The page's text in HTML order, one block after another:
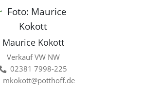
Maurice Kokott
Verkauf VW NW
02381 7998-225
mkokott@potthoff.de